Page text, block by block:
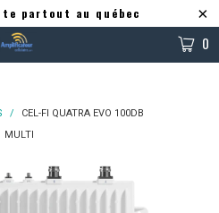
partout au québec
0
/
CEL-FI QUATRA EVO 100DB
MULTI